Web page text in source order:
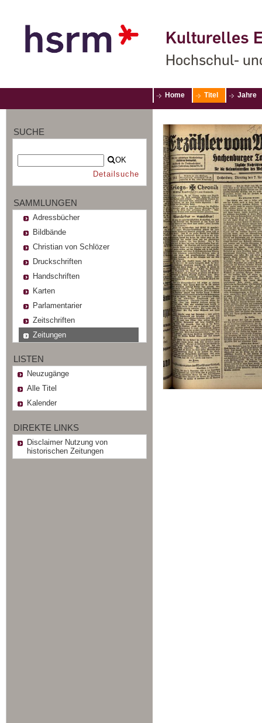
Kulturelles
Hochschul-
Home Titel Jahre
SUCHE
OK
Detailsuche
SAMMLUNGEN
Adressbücher
Bildbände
Christian von Schlözer
Druckschriften
Handschriften
Karten
Parlamentarier
Zeitschriften
Zeitungen
LISTEN
Neuzugänge
Alle Titel
Kalender
DIREKTE LINKS
Disclaimer Nutzung von
historischen Zeitungen